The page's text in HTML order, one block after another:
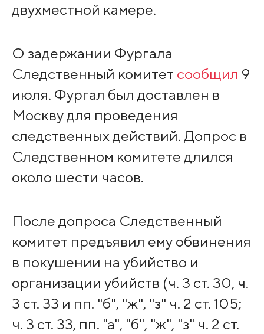
двухместной камере.
О задержании Фургала
Следственный комитет сообщил 9
июля. Фургал был доставлен в
Москву для проведения
следственных действий. Допрос в
Следственном комитете длился
около шести часов.
После допроса Следственный
комитет предъявил ему обвинения
в покушении на убийство и
организации убийств (ч. 3 ст. 30, ч.
3 ст. 33 и пп. "б", "ж", "з" ч. 2 ст. 105;
ч. 3 ст. 33, пп. "а", "б", "ж", "з" ч. 2 ст.